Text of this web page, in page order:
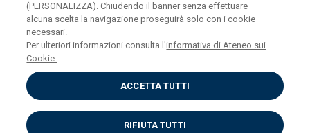
ENGLISH
Privacy
Accessibilità
Cookies
(PERSONALIZZA). Chiudendo il banner senza effettuare
alcuna scelta la navigazione proseguirà solo con i cookie
necessari.
Per ulteriori informazioni consulta l'informativa di Ateneo sui
Cookie.
ACCETTA TUTTI
RIFIUTA TUTTI